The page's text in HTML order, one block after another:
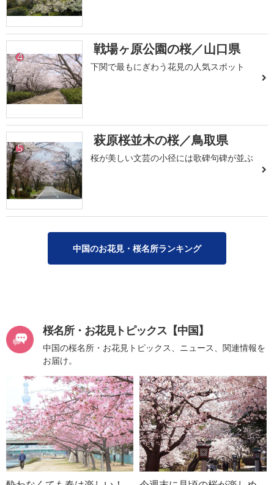
4 戦場ヶ原公園の桜／山口県
下関で最もにぎわう花見の人気スポット
5 萩原桜並木の桜／鳥取県
桜が美しい文芸の小径には歌碑句碑が並ぶ
中国のお花見・桜名所ランキング
桜名所・お花見トピックス【中国】
中国の桜名所・お花見トピックス、ニュース、関連情報を
お届け。